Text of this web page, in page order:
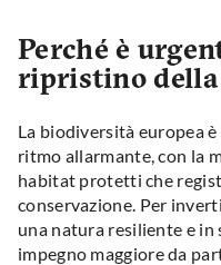
Perché è
ripristino della
La biodiversità europea
ritmo allarmante, con la
habitat protetti che
conservazione. Per
una natura resiliente e in
impegno maggiore da